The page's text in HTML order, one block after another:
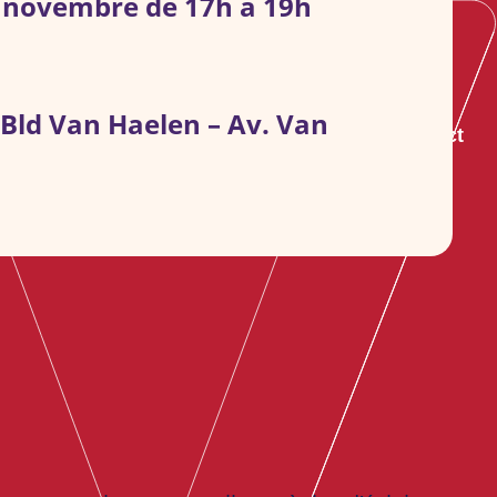
groupes S’informer Agenda Contact
Van Haelen – Av. Van